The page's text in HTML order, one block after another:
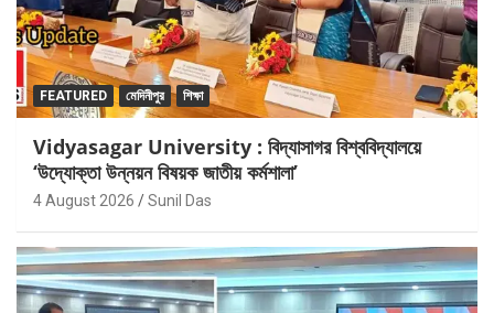
FEATURED মেদিনীপুর শিক্ষা
Vidyasagar University : বিদ্যাসাগর বিশ্ববিদ্যালয়ে
‘উদ্যোক্তা উন্নয়ন বিষয়ক জাতীয় কর্মশালা’
4 August 2026 Sunil Das